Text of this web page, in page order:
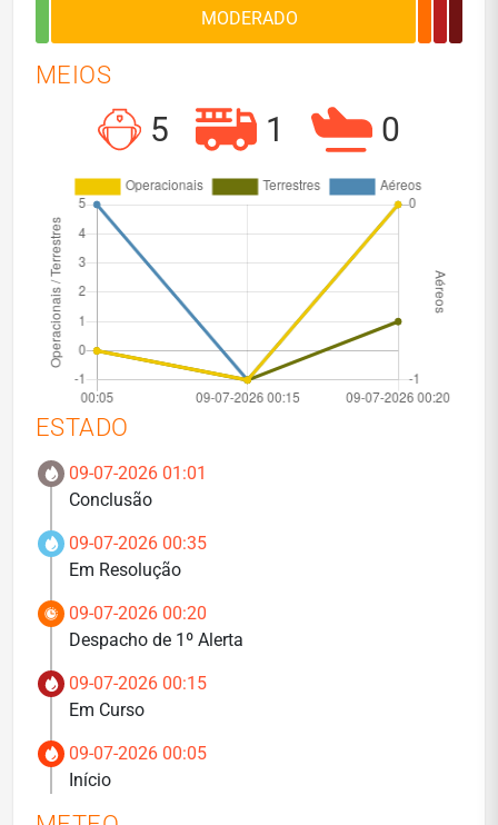
MEIOS
5 1 0
ESTADO
09-07-2026 01:01
Conclusão
09-07-2026 00:35
Em Resolução
09-07-2026 00:20
Despacho de 1º Alerta
09-07-2026 00:15
Em Curso
09-07-2026 00:05
Início